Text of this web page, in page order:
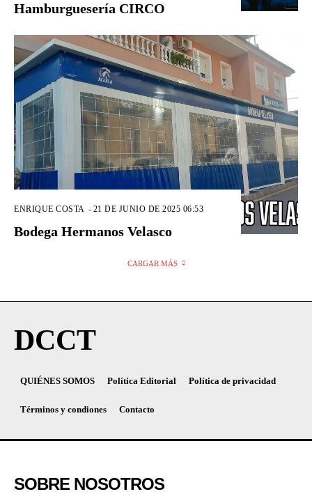
Hamburguesería CIRCO
ENRIQUE COSTA - 21 DE JUNIO DE 2025 06:53
Bodega Hermanos Velasco
CARGAR MÁS
DCCT
QUIÉNES SOMOS Política Editorial Política de privacidad
Términos y condiones Contacto
SOBRE NOSOTROS